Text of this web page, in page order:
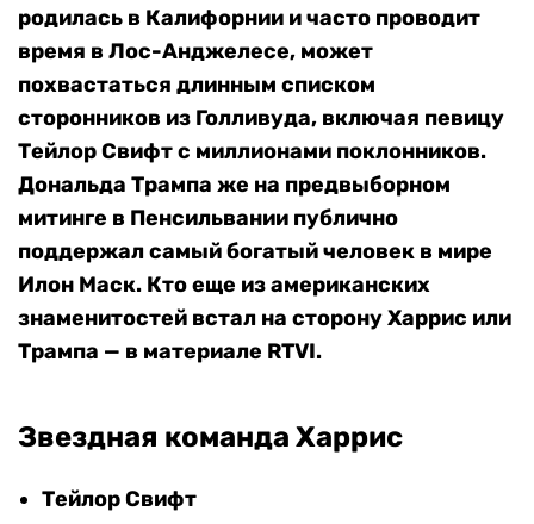
родилась в Калифорнии и часто проводит
время в Лос-Анджелесе, может
похвастаться длинным списком
сторонников из Голливуда, включая певицу
Тейлор Свифт с миллионами поклонников.
Дональда Трампа же на предвыборном
митинге в Пенсильвании публично
поддержал самый богатый человек в мире
Илон Маск. Кто еще из американских
знаменитостей встал на сторону Харрис или
Трампа — в материале RTVI.
Звездная команда Харрис
Тейлор Свифт